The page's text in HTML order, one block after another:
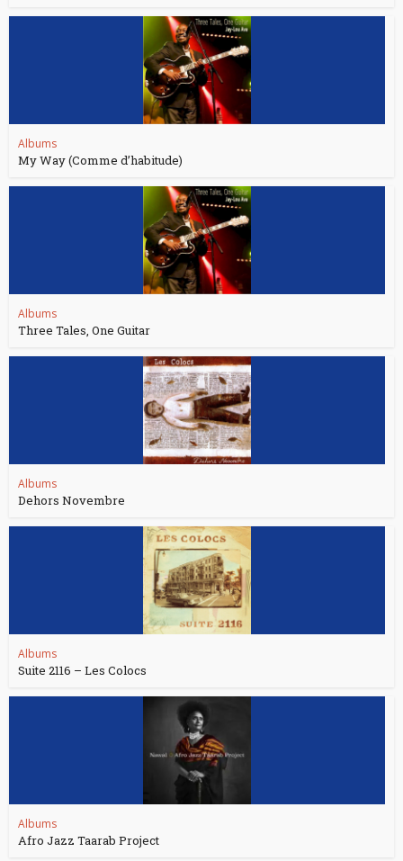
Albums
My Way (Comme d’habitude)
Albums
Three Tales, One Guitar
Albums
Dehors Novembre
Albums
Suite 2116 – Les Colocs
Albums
Afro Jazz Taarab Project